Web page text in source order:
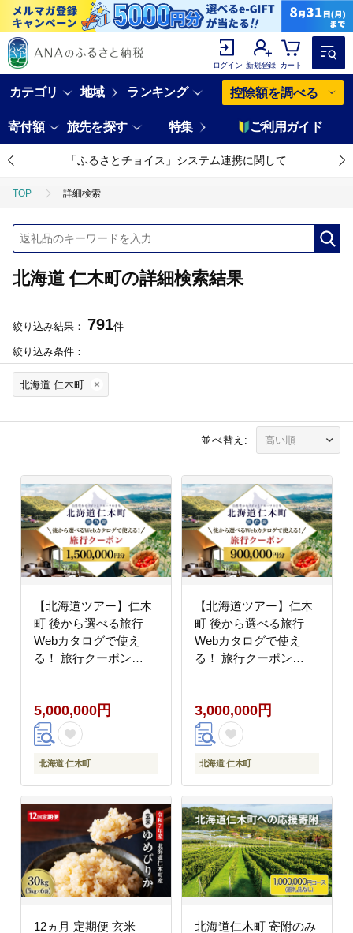
ログイン 新規登録 カート
カテゴリ 地域 ランキング 控除額を調べる
寄付額 旅先を探す 特集 ご利用ガイド
「ふるさとチョイス」システム連携に関して
TOP 詳細検索
北海道 仁木町の詳細検索結果
絞り込み結果： 791件
絞り込み条件：
北海道 仁木町
並べ替え:
【北海道ツアー】仁木
町 後から選べる旅行
Webカタログで使え
る！ 旅行クーポン
ステイを満喫！ 旅行券
宿泊券 飲食券 体験サー
ビス券 パッケージ旅行
[Japan Tourism
5,000,000円
北海道 仁木町
【北海道ツアー】仁木
町 後から選べる旅行
Webカタログで使え
る！ 旅行クーポン
ステイを満喫！ 旅行券
宿泊券 飲食券 体験サー
ビス券 パッケージ旅行
[Japan Tourism
3,000,000円
北海道 仁木町
12ヵ月 定期便 玄米
北海道仁木町 寄附のみ